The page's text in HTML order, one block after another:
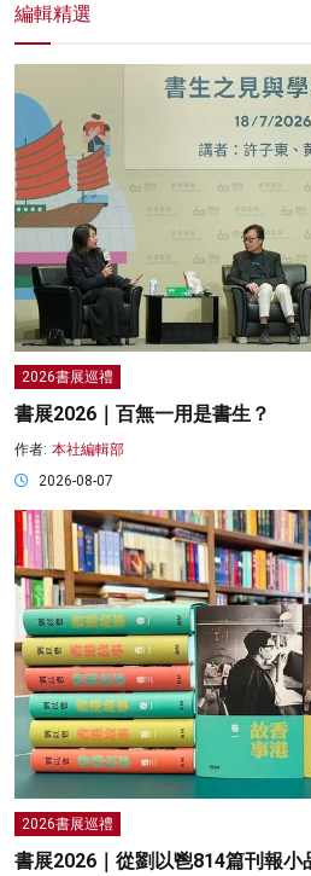
編輯精選
2026書展巡禮
書展2026｜百無一用是書生？
作者: 本社編輯部
2026-08-07
2026書展巡禮
書展2026｜從劉以鬯814篇刊報小